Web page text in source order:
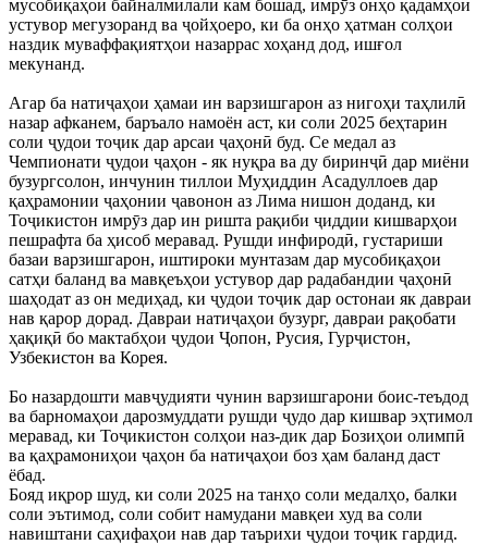
мусобиқаҳои байналмилалӣ кам бошад, имрӯз онҳо қадамҳои
устувор мегузоранд ва ҷойҳоеро, ки ба онҳо ҳатман солҳои
наздик муваффақиятҳои назаррас хоҳанд дод, ишғол
мекунанд.
Агар ба натиҷаҳои ҳамаи ин варзишгарон аз нигоҳи таҳлилӣ
назар афканем, баръало намоён аст, ки соли 2025 беҳтарин
соли ҷудои тоҷик дар арсаи ҷаҳонӣ буд. Се медал аз
Чемпионати ҷудои ҷаҳон - як нуқра ва ду биринҷӣ дар миёни
бузургсолон, инчунин тиллои Муҳиддин Асадуллоев дар
қаҳрамонии ҷаҳонии ҷавонон аз Лима нишон доданд, ки
Тоҷикистон имрӯз дар ин ришта рақиби ҷиддии кишварҳои
пешрафта ба ҳисоб меравад. Рушди инфиродӣ, густариши
базаи варзишгарон, иштироки мунтазам дар мусобиқаҳои
сатҳи баланд ва мавқеъҳои устувор дар радабандии ҷаҳонӣ
шаҳодат аз он медиҳад, ки ҷудои тоҷик дар остонаи як давраи
нав қарор дорад. Давраи натиҷаҳои бузург, давраи рақобати
ҳақиқӣ бо мактабҳои ҷудои Ҷопон, Русия, Гурҷистон,
Узбекистон ва Корея.
Бо назардошти мавҷудияти чунин варзишгарони боис-теъдод
ва барномаҳои дарозмуддати рушди ҷудо дар кишвар эҳтимол
меравад, ки Тоҷикистон солҳои наз-дик дар Бозиҳои олимпӣ
ва қаҳрамониҳои ҷаҳон ба натиҷаҳои боз ҳам баланд даст
ёбад.
Бояд иқрор шуд, ки соли 2025 на танҳо соли медалҳо, балки
соли эътимод, соли собит намудани мавқеи худ ва соли
навиштани саҳифаҳои нав дар таърихи ҷудои тоҷик гардид.